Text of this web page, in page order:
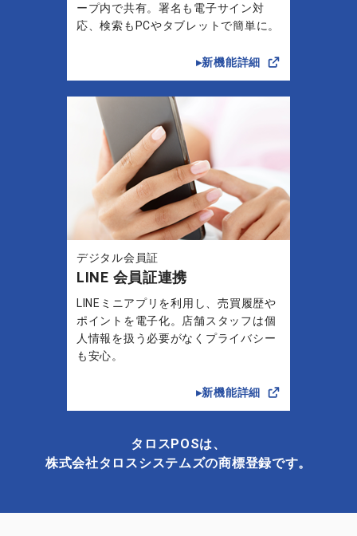
ープ内で共有。署名も電子サイン対
応、検索もPCやタブレットで簡単に。
▸新機能詳細
デジタル会員証
LINE 会員証連携
LINEミニアプリを利用し、売買履歴や
ポイントを電子化。店舗スタッフは個
人情報を扱う必要がなくプライバシー
も安心。
▸新機能詳細
タロスPOSは、
株式会社タロスシステムズの商標登録です。